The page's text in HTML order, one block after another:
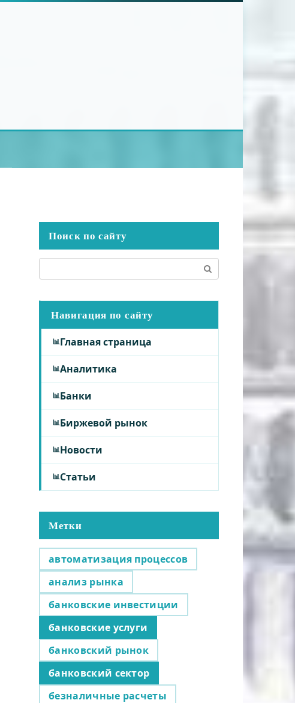
Поиск по сайту
Навигация по сайту
Главная страница
Аналитика
Банки
Биржевой рынок
Новости
Статьи
Метки
автоматизация процессов
анализ рынка
банковские инвестиции
банковские услуги
банковский рынок
банковский сектор
безналичные расчеты